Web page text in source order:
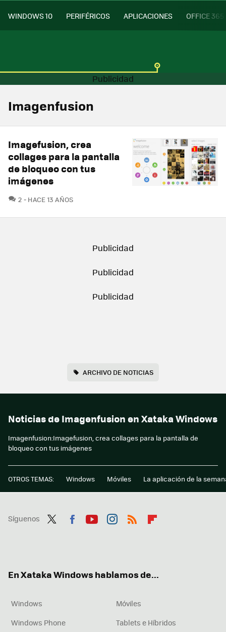
WINDOWS 10 PERIFÉRICOS APLICACIONES OFFICE 365
Imagenfusion
Imagefusion, crea
collages para la pantalla
de bloqueo con tus
imágenes
2 COMENTARIOS
HACE 13 AÑOS
ARCHIVO DE NOTICIAS
Noticias de Imagenfusion en Xataka Windows
Imagenfusion:Imagefusion, crea collages para la pantalla de
bloqueo con tus imágenes
OTROS TEMAS: Windows Móviles La aplicación de la
Síguenos
En Xataka Windows hablamos de...
Windows
Móviles
Windows Phone
Tablets e Híbridos